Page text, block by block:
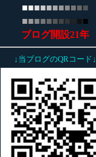
■■■■■■■■■■■
■■■■■■■■ ■■
ブログ開設21年
↓当ブログのQRコード↓